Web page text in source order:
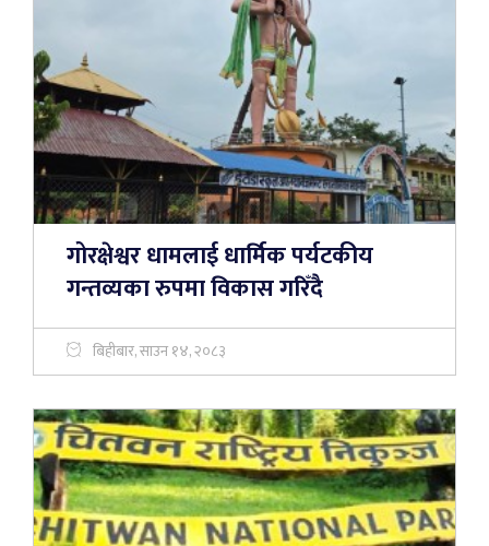
गोरक्षेश्वर धामलाई धार्मिक पर्यटकीय
गन्तव्यका रुपमा विकास गरिँदै
बिहीबार, साउन १४, २०८३